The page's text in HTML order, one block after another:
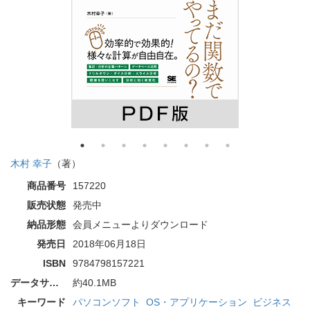
木村 幸子 （著）
商品番号
157220
販売状態
発売中
納品形態
会員メニューよりダウンロード
発売日
2018年06月18日
ISBN
9784798157221
データサイズ
約40.1MB
キーワード
パソコンソフト OS・アプリケーション
ビジネス